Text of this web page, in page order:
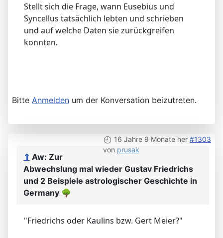
Stellt sich die Frage, wann Eusebius und
Syncellus tatsächlich lebten und schrieben
und auf welche Daten sie zurückgreifen
konnten.
Bitte Anmelden um der Konversation beizutreten.
16 Jahre 9 Monate her #1303
von prusak
⇑ Aw: Zur
Abwechslung mal wieder Gustav Friedrichs
und 2 Beispiele astrologischer Geschichte in
Germany 🌳
"Friedrichs oder Kaulins bzw. Gert Meier?"